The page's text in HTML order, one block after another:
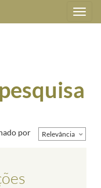
Toggle
navigation
por
Relevância